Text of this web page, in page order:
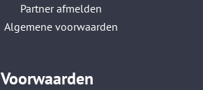
Partner afmelden
Algemene voorwaarden
Voorwaarden